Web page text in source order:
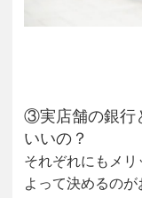
③実店舗の銀行
いいの？
それぞれにもメ
よって決めるのが